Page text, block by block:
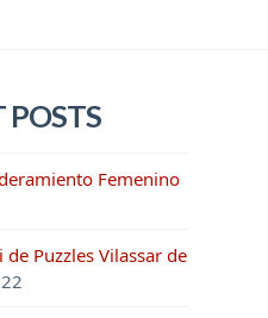
POSTS
Femenino
Puzzles Vilassar de